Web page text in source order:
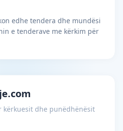
edhe tendera dhe mundësi
e tenderave me kërkim për
kërkuesit dhe punëdhënësit